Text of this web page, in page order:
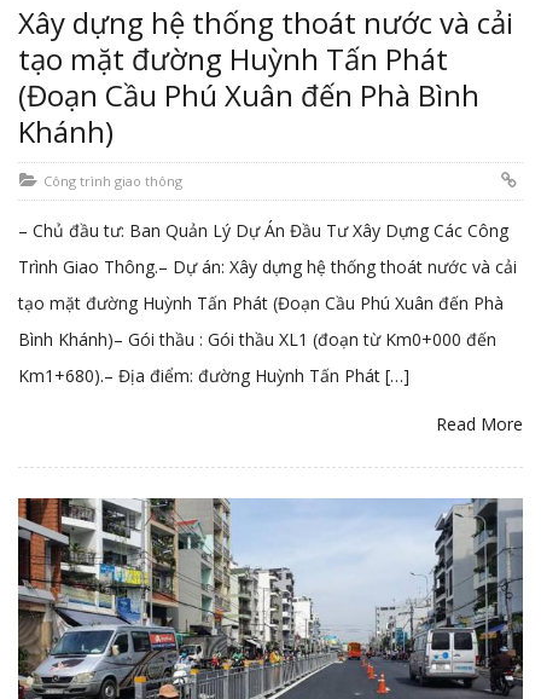
Xây dựng hệ thống thoát nước và cải
tạo mặt đường Huỳnh Tấn Phát
(Đoạn Cầu Phú Xuân đến Phà Bình
Khánh)
Công trình giao thông
– Chủ đầu tư: Ban Quản Lý Dự Án Đầu Tư Xây Dựng Các Công
Trình Giao Thông.– Dự án: Xây dựng hệ thống thoát nước và cải
tạo mặt đường Huỳnh Tấn Phát (Đoạn Cầu Phú Xuân đến Phà
Bình Khánh)– Gói thầu : Gói thầu XL1 (đoạn từ Km0+000 đến
Km1+680).– Địa điểm: đường Huỳnh Tấn Phát […]
Read More